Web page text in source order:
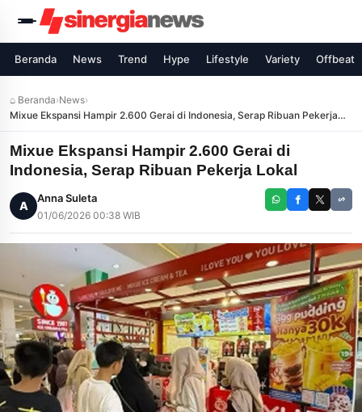
Beranda News Trend Hype Lifestyle Variety Offbeat
⌂ Beranda›News›
Mixue Ekspansi Hampir 2.600 Gerai di Indonesia, Serap Ribuan Pekerja
Lokal
Mixue Ekspansi Hampir 2.600 Gerai di
Indonesia, Serap Ribuan Pekerja Lokal
A
Anna Suleta
01/06/2026 00:38 WIB